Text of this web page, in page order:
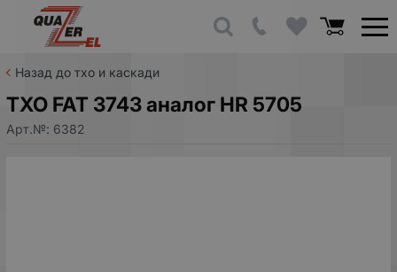
Назад до тхо и каскади
TXO FAT 3743 аналог HR 5705
Арт.№: 6382